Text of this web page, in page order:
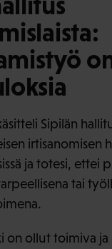
Sipilän
irtisanomisen
ja totesi, ettei
tai
on ollut toimiva